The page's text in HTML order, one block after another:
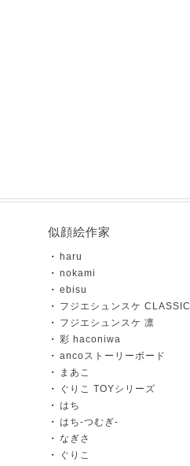
似顔絵作家
haru
nokami
ebisu
フジエシュンスケ CLASSIC
フジエシュンスケ 凛
彩 haconiwa
ancoストーリーボード
まあこ
ぐりこ TOYシリーズ
はち
はち-つむぎ-
なぎさ
ぐりこ